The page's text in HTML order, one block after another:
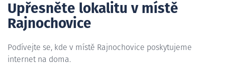
Upřesněte lokalitu v místě
Rajnochovice
Podívejte se, kde v místě Rajnochovice poskytujeme
internet na doma.